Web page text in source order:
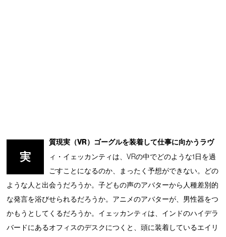
実
質現実（VR）ゴーグルを装着して仕事に向かうラヴ
ィ・イェッカンティは、VRの中でどのような1日を過
ごすことになるのか、まったく予想ができない。どの
ような人と出会うだろうか。子どもの声のアバターから人種差別的
な発言を浴びせられるだろうか。アニメのアバターが、男性器をつ
かもうとしてくるだろうか。イェッカンティは、インドのハイデラ
バードにあるオフィスのデスクにつくと、頭に装着しているエイリ